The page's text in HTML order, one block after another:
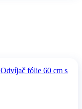
Odvíjač fólie 60 cm s